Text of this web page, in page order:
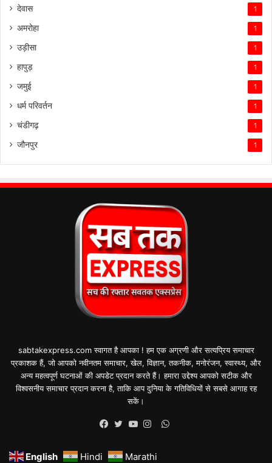
देवास 1
अमरोहा 1
उड़ीसा 1
हापुड़ 1
जमुई 1
धर्म परिवर्तन 1
चंडीगढ़ 1
जौनपुर 1
sabtakexpress.com स्वागत है आपका ! हम एक अग्रणी और सत्यप्रिय समाचार
प्रकाशक हैं, जो आपको नवीनतम समाचार, खेल, विज्ञान, तकनीक, मनोरंजन, स्वास्थ्य, और
अन्य महत्वपूर्ण घटनाओं की अपडेट प्रदान करते हैं। हमारा उद्देश्य आपको सटीक और
विश्वसनीय समाचार प्रदान करना है, ताकि आप दुनिया के गतिविधियों से सबसे आगाह रह
सकें।
WhatsApp
English Hindi Marathi